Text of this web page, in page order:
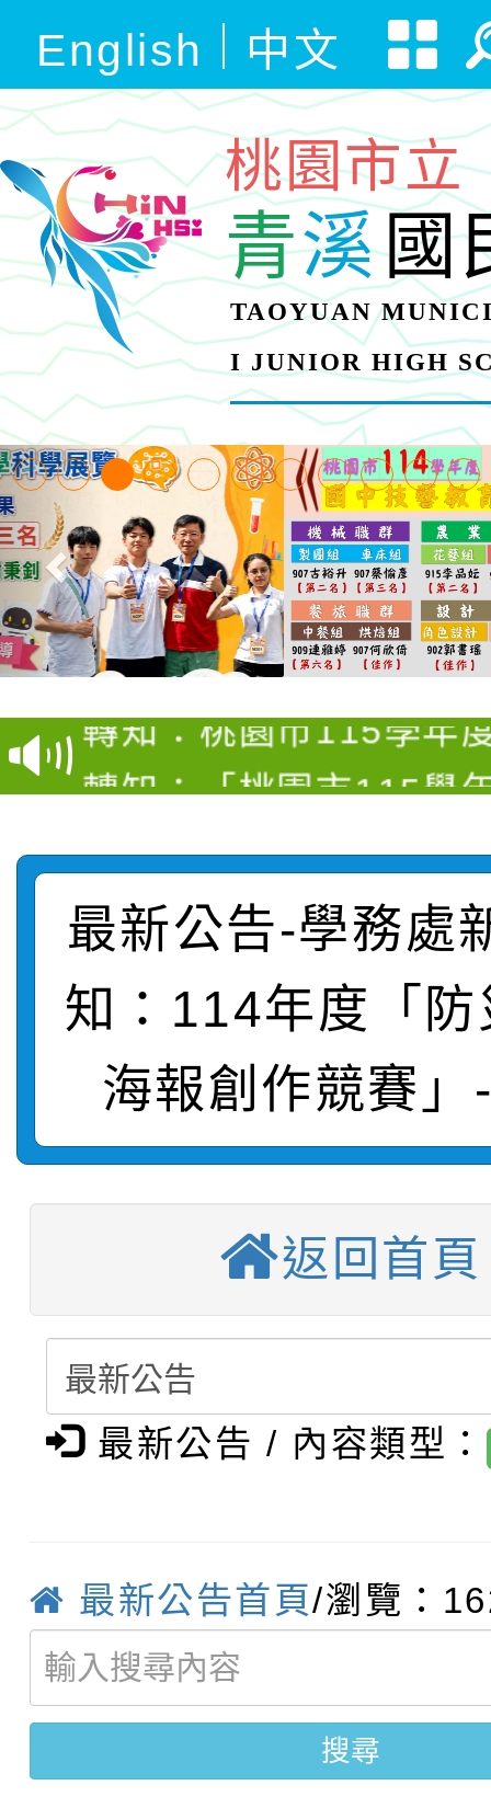
English 中文
桃園市立
青溪國
TAOYUAN
I JUNIOR HIGH
【甄選結果(第4招)】
學年度第1學期第9次代
結果(第4招)
【甄選結果(第12招)】
學年度第1學期第7次代
結果(第12招)
轉知：桃園市115學年
賽及師生本土語及新住
轉知：「桃園市115學
動辦法」
轉知臺中市政府政風處
城市手牽手，綠能透明
畫影片一案
轉知：「115學年度全
劇比賽實施要點」及修
表
轉知：桃園市115年度
敬師藝文競賽』實施計
【甄選結果(第11招)】
學年度第1學期第7次代
結果(第11招)
【甄選結果(第3招)】
學年度第1學期第9次代
結果(第3招)
【甄選結果(第4招)】
學年度第1學期第9次
結果(第4招)
【甄選結果(第12招)】
學年度第1學期第7次代
結果(第12招)
轉知：桃園市115學年
賽及師生本土語及新住
賽實施要點
轉知：「桃園市115學
比賽實施要點」
轉知：「115年金融知
畫影片一案
劇比賽實施要點」及修
表
轉知：桃園市115年度
敬師藝文競賽』實施計
【甄選結果(第11招)】
學年度第1學期第7次
【甄選結果(第3招)】
最新公告-學務處
知：114年度「防
海報創作競賽」
返回首頁
最新公告 / 內容類型：
最新公告首頁/瀏覽：
搜尋